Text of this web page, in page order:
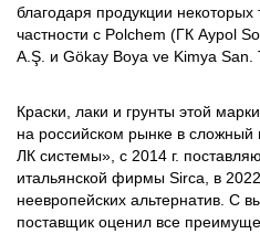
благодаря продукции некоторых
частности с Polchem (ГК Aypol
A.Ş. и Gökay Boya ve Kimya San.
Краски, лаки и грунты этой
на российском рынке в
ЛК системы», с 2014 г.
итальянской фирмы Sirca, в
неевропейских альтернатив. С
поставщик оценил все